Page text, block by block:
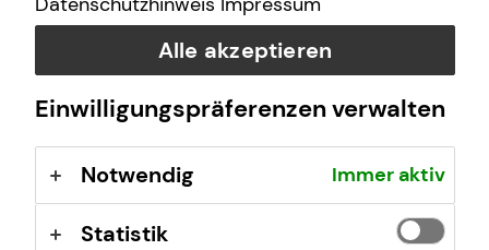
Deine Vorteile mit mytecis:
Sieh deine Konten, Depots und Versicherungen an
einem Ort
Verträge und Dokumente digital verwalten
oder Versicherungsverträge jederzeit einsehen
Alle akzeptieren
Einwilligungspräferenzen verwalten
Notwendig Immer aktiv
Statistik